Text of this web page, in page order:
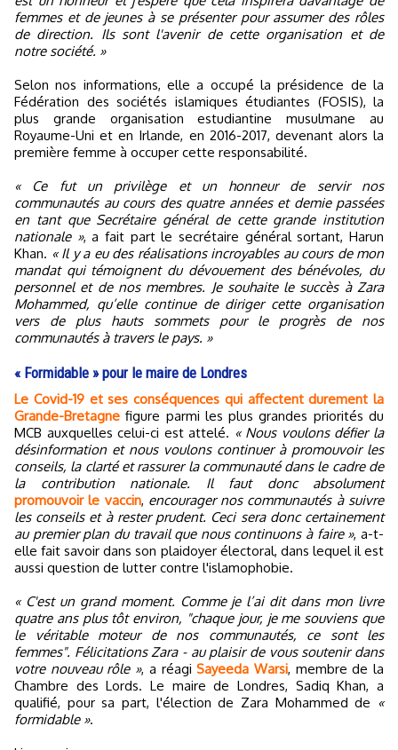
femmes et de jeunes à se présenter pour assumer des rôles
de direction. Ils sont l'avenir de cette organisation et de
notre société. »
Selon nos informations, elle a occupé la présidence de la
Fédération des sociétés islamiques étudiantes (FOSIS), la
plus grande organisation estudiantine musulmane au
Royaume-Uni et en Irlande, en 2016-2017, devenant alors la
première femme à occuper cette responsabilité.
« Ce fut un privilège et un honneur de servir nos
communautés au cours des quatre années et demie passées
en tant que Secrétaire général de cette grande institution
nationale », a fait part le secrétaire général sortant, Harun
Khan. « Il y a eu des réalisations incroyables au cours de mon
mandat qui témoignent du dévouement des bénévoles, du
personnel et de nos membres. Je souhaite le succès à Zara
Mohammed, qu’elle continue de diriger cette organisation
vers de plus hauts sommets pour le progrès de nos
communautés à travers le pays. »
« Formidable » pour le maire de Londres
Le Covid-19 et ses conséquences qui affectent durement la
Grande-Bretagne figure parmi les plus grandes priorités du
MCB auxquelles celui-ci est attelé. « Nous voulons défier la
désinformation et nous voulons continuer à promouvoir les
conseils, la clarté et rassurer la communauté dans le cadre de
la contribution nationale. Il faut donc absolument
promouvoir le vaccin, encourager nos communautés à suivre
les conseils et à rester prudent. Ceci sera donc certainement
au premier plan du travail que nous continuons à faire », a-t-
elle fait savoir dans son plaidoyer électoral, dans lequel il est
aussi question de lutter contre l'islamophobie.
« C'est un grand moment. Comme je l’ai dit dans mon livre
quatre ans plus tôt environ, "chaque jour, je me souviens que
le véritable moteur de nos communautés, ce sont les
femmes". Félicitations Zara - au plaisir de vous soutenir dans
votre nouveau rôle », a réagiSayeeda Warsi, membre de la
Chambre des Lords. Le maire de Londres, Sadiq Khan, a
qualifié, pour sa part, l'élection de Zara Mohammed de «
formidable ».